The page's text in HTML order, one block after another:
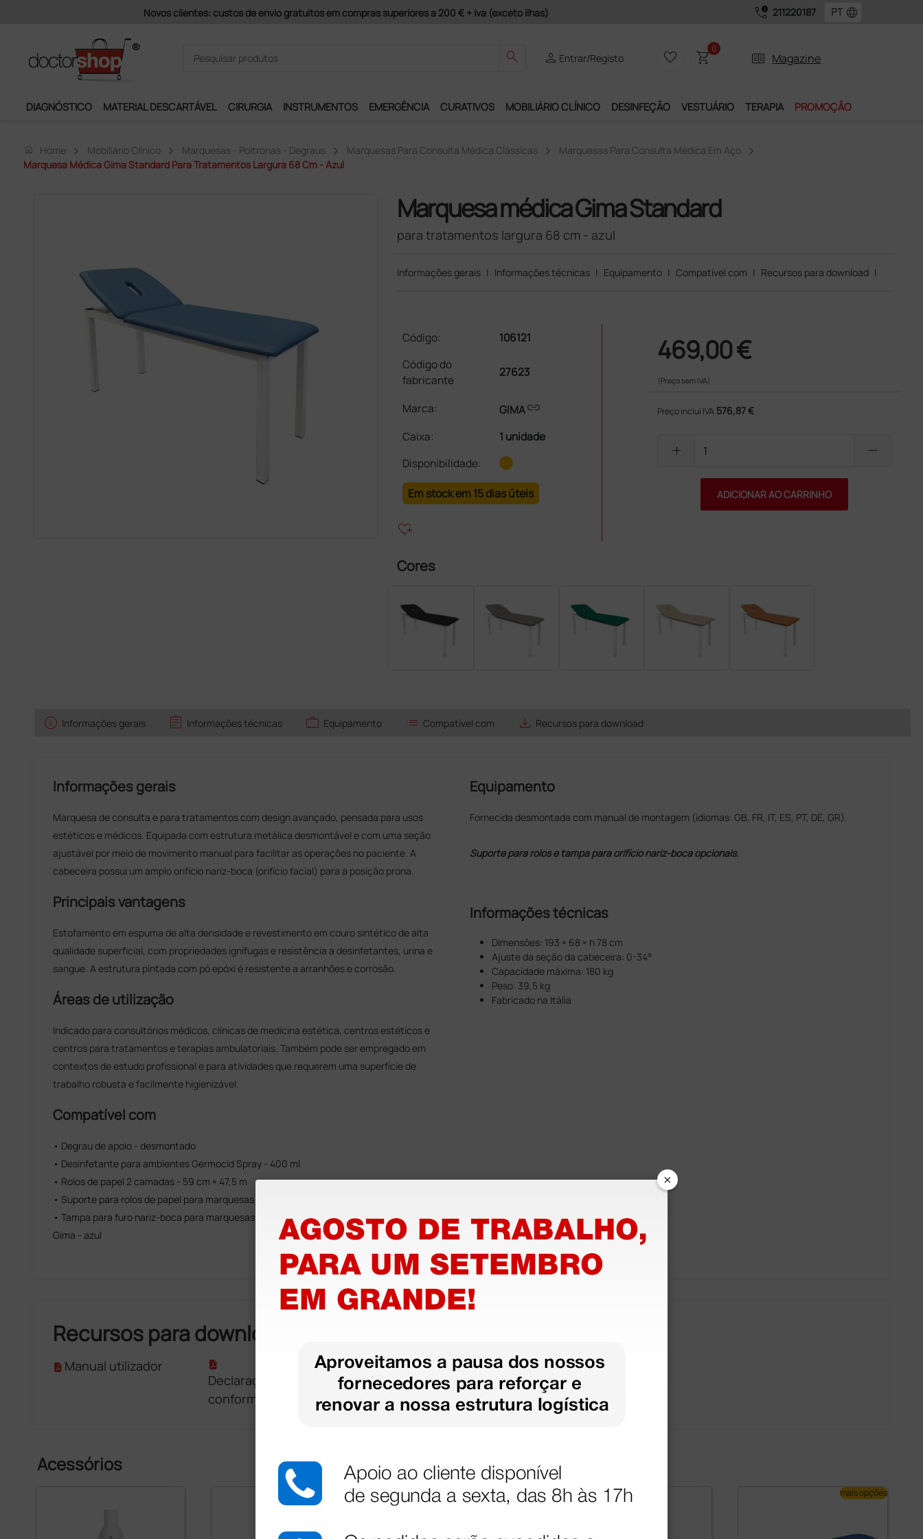
Pagamentos Seguros e Garantia de Satisfação! call_quality 211220187 language
search person Entrar/Registo favorite_border shopping_cart0
two_pager Magazine
DIAGNÓSTICO MATERIAL DESCARTÁVEL CIRURGIA INSTRUMENTOS EMERGÊNCIA CURATIVOS MOBILIÁRIO CLÍNICO DESINFEÇÃO VESTUÁRIO TERAPIA PROMOÇÃO
home Home Mobiliário Clínico Marquesas - Poltronas - Degraus Marquesas Para Consulta Médica Clássicas
Marquesas Para Consulta Médica Em Aço
Marquesa Médica Gima Standard Para Tratamentos Largura 68 Cm - Azul
Marquesa médica Gima Standard
para tratamentos largura 68 cm - azul
Informações gerais | Informações técnicas | Equipamento | Compatível com | Recursos para download |
Código:
106121
Código do
fabricante
27623
Marca: GIMAlink
Caixa:
1 unidade
Disponibilidade:
Em stock em 15 dias úteis
heart_plus
469,00 €
(Preço sem IVA)
Preço inclui IVA 576,87 €
add remove
ADICIONAR AO CARRINHO
Cores
info Informações gerais assignment Informações técnicas work Equipamento list Compatível com save_alt Recursos para download
Informações gerais
Marquesa de consulta e para tratamentos com design avançado, pensada para usos
estéticos e médicos. Equipada com estrutura metálica desmontável e com uma seção
ajustável por meio de movimento manual para facilitar as operações no paciente. A
cabeceira possui um amplo orifício nariz-boca (orifício facial) para a posição prona.
Principais vantagens
Estofamento em espuma de alta densidade e revestimento em couro sintético de alta
qualidade superficial, com propriedades ignífugas e resistência a desinfetantes, urina e
sangue. A estrutura pintada com pó epóxi é resistente a arranhões e corrosão.
Áreas de utilização
Indicado para consultórios médicos, clínicas de medicina estética, centros estéticos e
centros para tratamentos e terapias ambulatoriais. Também pode ser empregado em
contextos de estudo profissional e para atividades que requerem uma superfície de
trabalho robusta e facilmente higienizável.
Compatível com
• Degrau de apoio - desmontado
• Desinfetante para ambientes Germocid Spray - 400 ml
• Rolos de papel 2 camadas - 59 cm × 47,5 m
• Suporte para rolos de papel para marquesas elétricas e para tratamentos Gima
• Tampa para furo nariz-boca para marquesas elétricas e marquesas para tratamentos
Gima - azul
Equipamento
Fornecida desmontada com manual de montagem (idiomas: GB, FR, IT, ES, PT, DE, GR).
Suporte para rolos e tampa para orifício nariz-boca opcionais.
Informações técnicas
Dimensões: 193 × 68 × h 78 cm
Ajuste da seção da cabeceira: 0-34°
Capacidade máxima: 180 kg
Peso: 39,5 kg
Fabricado na Itália
Recursos para download
Manual utilizador
Declaração de
conformidade
Acessórios
mais opções mais opções
×